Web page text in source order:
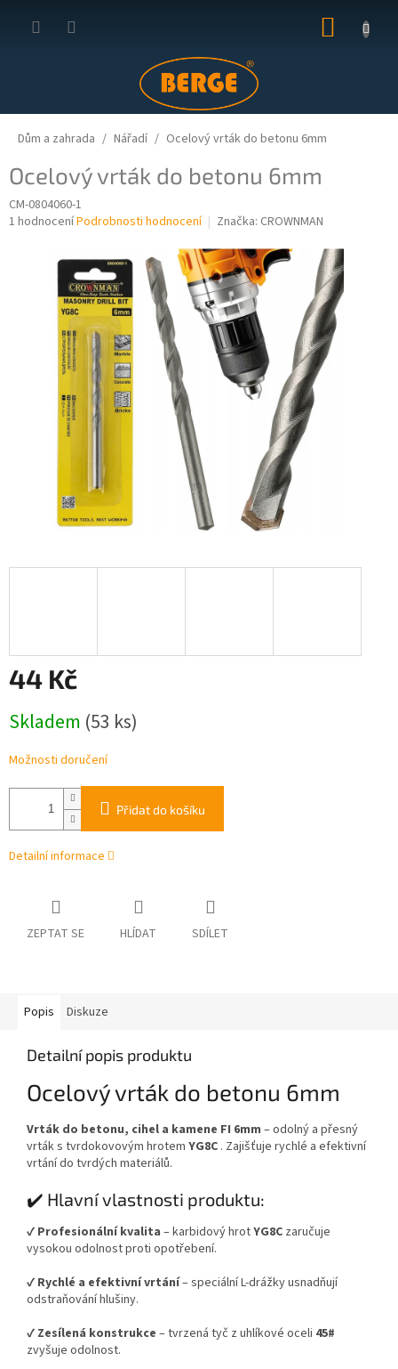
KOŠÍK
Dům a zahrada Nářadí Ocelový vrták do betonu 6mm
Ocelový vrták do betonu 6mm
CM-0804060-1
Průměrné
hvězdiček.
1 hodnoceníPodrobnosti hodnocení Značka: CROWNMAN
44 Kč
cena:
Skladem (53 ks)
Možnosti doručení
Přidat do košíku
Detailní informace
ZEPTAT SE HLÍDAT SDÍLET
Popis Diskuze
Detailní popis produktu
Ocelový vrták do betonu 6mm
Vrták do betonu, cihel a kamene FI 6mm – odolný a přesný
vrták s tvrdokovovým hrotem YG8C . Zajišťuje rychlé a efektivní
vrtání do tvrdých materiálů.
✔️ Hlavní vlastnosti produktu:
✔️ Profesionální kvalita – karbidový hrotYG8C zaručuje
vysokou odolnost proti opotřebení.
✔️ Rychlé a efektivní vrtání– speciální L-drážky usnadňují
odstraňování hlušiny.
✔️ Zesílená konstrukce – tvrzená tyč z uhlíkové oceli 45#
zvyšuje odolnost.